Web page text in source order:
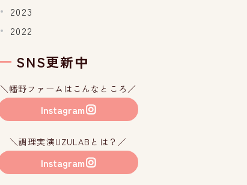
2023
2022
SNS更新中
＼幡野ファームはこんなところ／
Instagram
＼調理実演UZULABとは？／
Instagram